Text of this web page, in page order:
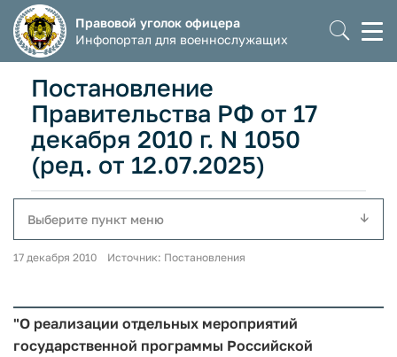
Правовой уголок офицера
Инфопортал для военнослужащих
Постановление
Правительства РФ от 17
декабря 2010 г. N 1050
(ред. от 12.07.2025)
Выберите пункт меню
17 декабря 2010 Источник: Постановления
"О реализации отдельных мероприятий
государственной программы Российской